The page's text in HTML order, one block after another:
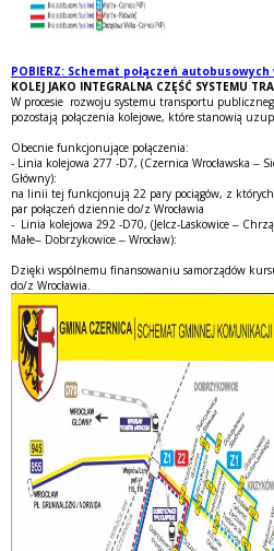
POBIERZ: Schemat połączeń
KOLEJ JAKO INTEGRALNA CZĘŚĆ SYSTEMU
W procesie rozwoju systemu transportu
pozostają połączenia kolejowe, które stanowią
Obecnie funkcjonujące połączenia:
- Linia kolejowa 277 -D7, (Czernica Wrocławska –
Główny):
na linii tej funkcjonują 22 pary pociągów, z
par połączeń dziennie do/z Wrocławia
- Linia kolejowa 292 -D70, (Jelcz-Laskowice –
Małe– Dobrzykowice – Wrocław):
Dzięki wspólnemu finansowaniu samorządów
do/z Wrocławia.